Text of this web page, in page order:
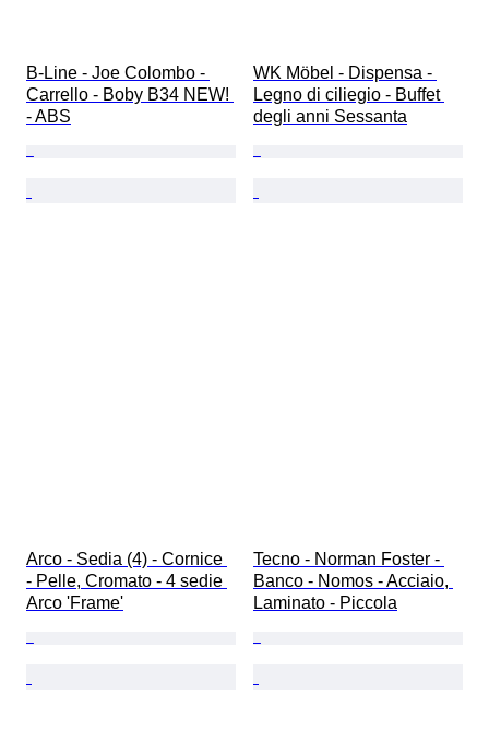
B-Line - Joe Colombo -
Carrello - Boby B34 NEW!
- ABS
WK Möbel - Dispensa -
Legno di ciliegio - Buffet
degli anni Sessanta
Arco - Sedia (4) - Cornice
- Pelle, Cromato - 4 sedie
Arco 'Frame'
Tecno - Norman Foster -
Banco - Nomos - Acciaio,
Laminato - Piccola